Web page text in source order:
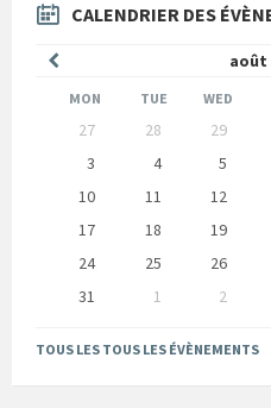
CALENDRIER DES
août
précédent
MON TUE WED
calendar
27 28 29
3
4 5
10
11 12
17
18 19
24
25 26
31
1 2
to
calendar
TOUS LES TOUS LES ÉVÈNEMENTS